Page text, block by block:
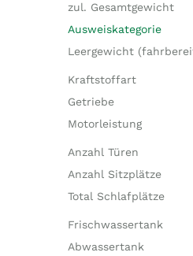
zul. Gesamtgewicht
Ausweiskategorie
Leergewicht
Kraftstoffart
Getriebe
Motorleistung
Anzahl Türen
Anzahl Sitzplätze
Total Schlafplätze
Frischwassertank
Abwassertank